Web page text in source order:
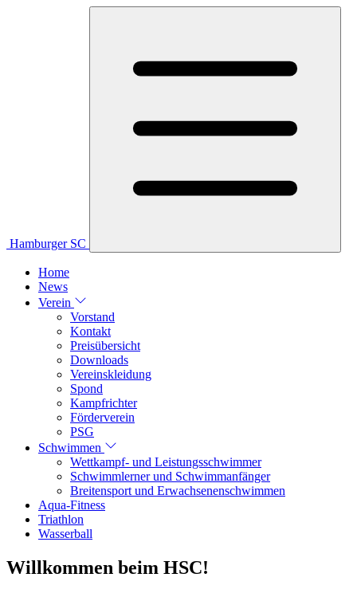
Hamburger SC
Home
News
Verein
Vorstand
Kontakt
Preisübersicht
Downloads
Vereinskleidung
Spond
Kampfrichter
Förderverein
PSG
Schwimmen
Wettkampf- und Leistungsschwimmer
Schwimmlerner und Schwimmanfänger
Breitensport und Erwachsenenschwimmen
Aqua-Fitness
Triathlon
Wasserball
Willkommen beim HSC!